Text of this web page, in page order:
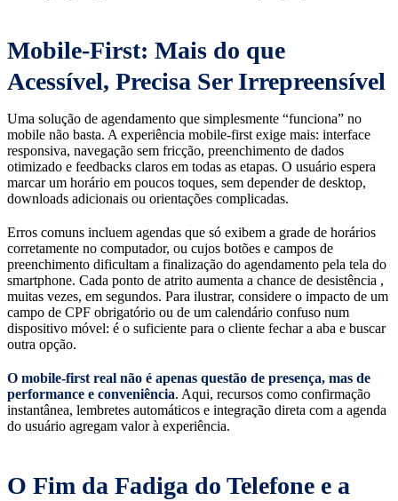
Mobile-First: Mais do que
Acessível, Precisa Ser Irrepreensível
Uma solução de agendamento que simplesmente “funciona” no
mobile não basta. A experiência mobile-first exige mais: interface
responsiva, navegação sem fricção, preenchimento de dados
otimizado e feedbacks claros em todas as etapas. O usuário espera
marcar um horário em poucos toques, sem depender de desktop,
downloads adicionais ou orientações complicadas.
Erros comuns incluem agendas que só exibem a grade de horários
corretamente no computador, ou cujos botões e campos de
preenchimento dificultam a finalização do agendamento pela tela do
smartphone. Cada ponto de atrito aumenta a chance de desistência ,
muitas vezes, em segundos. Para ilustrar, considere o impacto de um
campo de CPF obrigatório ou de um calendário confuso num
dispositivo móvel: é o suficiente para o cliente fechar a aba e buscar
outra opção.
O mobile-first real não é apenas questão de presença, mas de
performance e conveniência. Aqui, recursos como confirmação
instantânea, lembretes automáticos e integração direta com a agenda
do usuário agregam valor à experiência.
O Fim da Fadiga do Telefone e a